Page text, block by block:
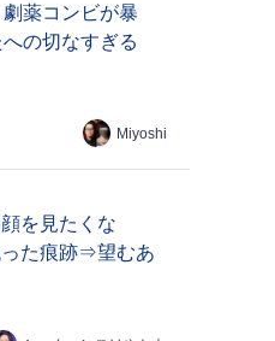
薬コンビが暴
の切なすぎる
Miyoshi
を見たくな
った痕跡⇒望むあ